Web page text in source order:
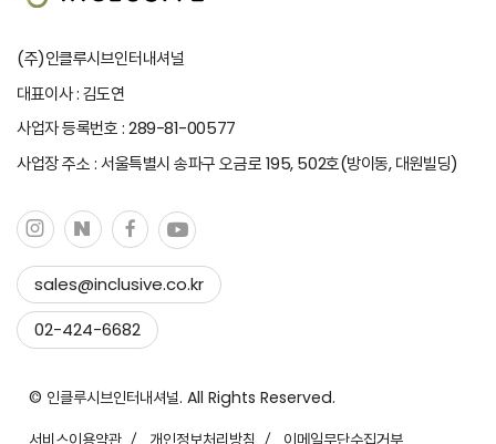
(주)인클루시브인터내셔널
대표이사 : 김도연
사업자 등록번호 : 289-81-00577
사업장 주소 : 서울특별시 송파구 오금로 195, 502호(방이동, 대원빌딩)
sales@inclusive.co.kr
이메일 복사하기
복사 완료!
02-424-6682
© 인클루시브인터내셔널. All Rights Reserved.
서비스이용약관
개인정보처리방침 이메일무단수집거부